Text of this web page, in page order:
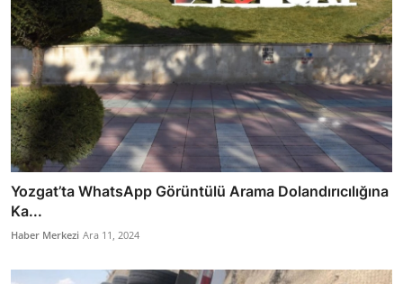
Yozgat’ta WhatsApp Görüntülü Arama Dolandırıcılığına
Ka...
Haber Merkezi Ara 11, 2024